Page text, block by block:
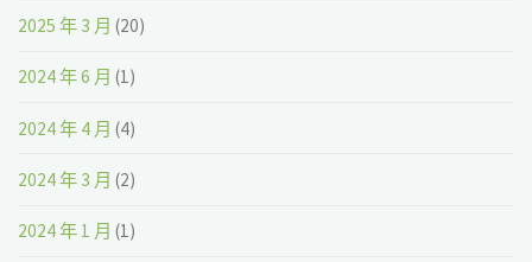
2025 年 3 月 (20)
2024 年 6 月 (1)
2024 年 4 月 (4)
2024 年 3 月 (2)
2024 年 1 月 (1)